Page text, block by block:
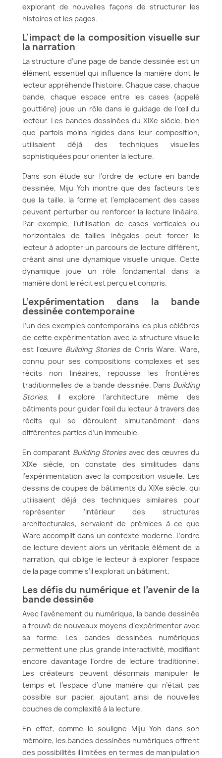
explorant de nouvelles façons de structurer les
histoires et les pages.
L'impact de la composition visuelle sur
la narration
La structure d’une page de bande dessinée est un
élément essentiel qui influence la manière dont le
lecteur appréhende l’histoire. Chaque case, chaque
bande, chaque espace entre les cases (appelé
gouttière) joue un rôle dans le guidage de l’œil du
lecteur. Les bandes dessinées du XIXe siècle, bien
que parfois moins rigides dans leur composition,
utilisaient déjà des techniques visuelles
sophistiquées pour orienter la lecture.
Dans son étude sur l'ordre de lecture en bande
dessinée, Miju Yoh montre que des facteurs tels
que la taille, la forme et l'emplacement des cases
peuvent perturber ou renforcer la lecture linéaire.
Par exemple, l’utilisation de cases verticales ou
horizontales de tailles inégales peut forcer le
lecteur à adopter un parcours de lecture différent,
créant ainsi une dynamique visuelle unique. Cette
dynamique joue un rôle fondamental dans la
manière dont le récit est perçu et compris.
L’expérimentation dans la bande
dessinée contemporaine
L’un des exemples contemporains les plus célèbres
de cette expérimentation avec la structure visuelle
est l’œuvre Building Storiesde Chris Ware. Ware,
connu pour ses compositions complexes et ses
récits non linéaires, repousse les frontières
traditionnelles de la bande dessinée. Dans Building
Stories, il explore l’architecture même des
bâtiments pour guider l’œil du lecteur à travers des
récits qui se déroulent simultanément dans
différentes parties d’un immeuble.
En comparant Building Storiesavec des œuvres du
XIXe siècle, on constate des similitudes dans
l’expérimentation avec la composition visuelle. Les
dessins de coupes de bâtiments du XIXe siècle, qui
utilisaient déjà des techniques similaires pour
représenter l’intérieur des structures
architecturales, servaient de prémices à ce que
Ware accomplit dans un contexte moderne. L’ordre
de lecture devient alors un véritable élément de la
narration, qui oblige le lecteur à explorer l’espace
de la page comme s’il explorait un bâtiment.
Les défis du numérique et l’avenir de la
bande dessinée
Avec l’avènement du numérique, la bande dessinée
a trouvé de nouveaux moyens d’expérimenter avec
sa forme. Les bandes dessinées numériques
permettent une plus grande interactivité, modifiant
encore davantage l’ordre de lecture traditionnel.
Les créateurs peuvent désormais manipuler le
temps et l’espace d’une manière qui n’était pas
possible sur papier, ajoutant ainsi de nouvelles
couches de complexité à la lecture.
En effet, comme le souligne Miju Yoh dans son
mémoire, les bandes dessinées numériques offrent
des possibilités illimitées en termes de manipulation